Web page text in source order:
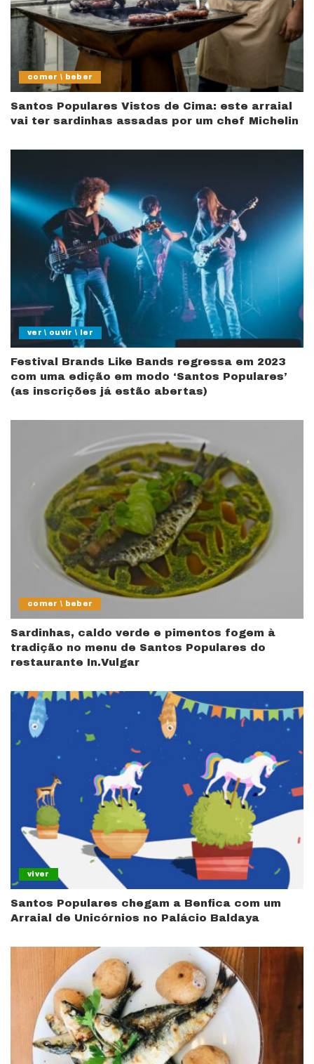
comer \ beber
Santos Populares Vistos de Cima: este arraial
vai ter sardinhas assadas por um chef Michelin
ver \ ouvir \ ler
Festival Brands Like Bands regressa em 2023
com uma edição em modo ‘Santos Populares’
(as inscrições já estão abertas)
comer \ beber
Sardinhas, caldo verde e pimentos fogem à
tradição no menu de Santos Populares do
restaurante In.Vulgar
viver
Santos Populares chegam a Benfica com um
Arraial de Unicórnios no Palácio Baldaya